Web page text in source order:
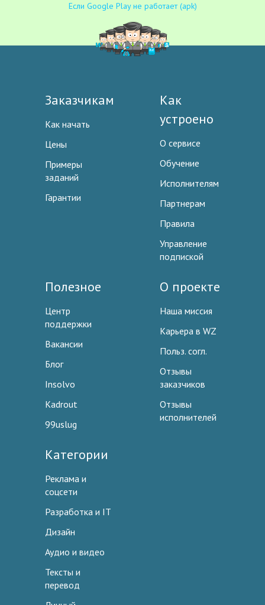
Если Google Play не работает (apk)
Заказчикам
Как начать
Цены
Примеры
заданий
Гарантии
Как
устроено
О сервисе
Обучение
Исполнителям
Партнерам
Правила
Управление
подпиской
Полезное
Центр
поддержки
Вакансии
Блог
Insolvo
Kadrout
99uslug
О проекте
Наша миссия
Карьера в WZ
Польз. согл.
Отзывы
заказчиков
Отзывы
исполнителей
Категории
Реклама и
соцсети
Разработка и IT
Дизайн
Аудио и видео
Тексты и
перевод